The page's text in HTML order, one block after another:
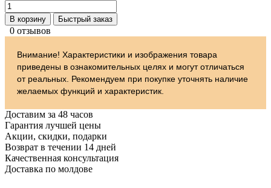
В корзину Быстрый заказ
0 отзывов
Внимание! Характеристики и изображения товара
приведены в ознакомительных целях и могут отличаться
от реальных. Рекомендуем при покупке уточнять наличие
желаемых функций и характеристик.
Доставим за 48 часов
Гарантия лучшей цены
Акции, скидки, подарки
Возврат в течении 14 дней
Качественная консультация
Доставка по молдове